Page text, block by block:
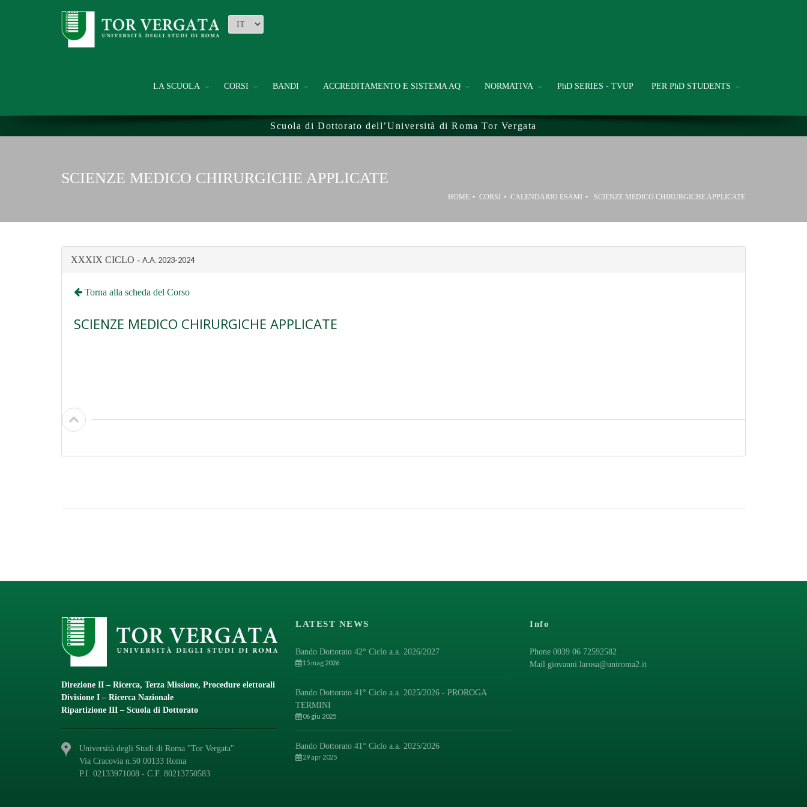
LA SCUOLA CORSI BANDI ACCREDITAMENTO E SISTEMA AQ NORMATIVA PhD SERIES - TVUP PER PhD STUDENTS
Scuola di Dottorato dell’Università di Roma Tor Vergata
SCIENZE MEDICO CHIRURGICHE APPLICATE
HOME CORSI CALENDARIO ESAMI SCIENZE MEDICO CHIRURGICHE APPLICATE
XXXIX CICLO - A.A. 2023-2024
Torna alla scheda del Corso
SCIENZE MEDICO CHIRURGICHE APPLICATE
Direzione II – Ricerca, Terza Missione, Procedure elettorali
Divisione I – Ricerca Nazionale
Ripartizione III – Scuola di Dottorato
Università degli Studi di Roma "Tor Vergata"
Via Cracovia n.50 00133 Roma
P.I. 02133971008 - C.F. 80213750583
LATEST NEWS
Bando Dottorato 42° Ciclo a.a. 2026/2027
15 mag 2026
Bando Dottorato 41° Ciclo a.a. 2025/2026 - PROROGA
TERMINI
06 giu 2025
Bando Dottorato 41° Ciclo a.a. 2025/2026
29 apr 2025
Info
Phone 0039 06 72592582
Mail giovanni.larosa@uniroma2.it